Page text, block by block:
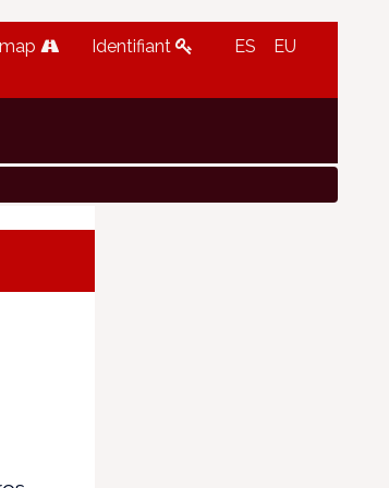
Identifiant ES EU